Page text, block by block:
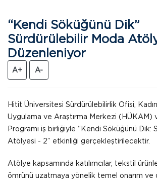
“Kendi Söküğünü Dik”
Sürdürülebilir Moda
Düzenleniyor
A+ A-
Hitit Üniversitesi Sürdürülebilirlik Ofisi,
Uygulama ve Araştırma Merkezi (HÜKAM)
Programı iş birliğiyle “Kendi Söküğünü Dik:
Atölyesi - 2” etkinliği gerçekleştirilecektir.
Atölye kapsamında katılımcılar, tekstil
ömrünü uzatmaya yönelik temel onarım ve